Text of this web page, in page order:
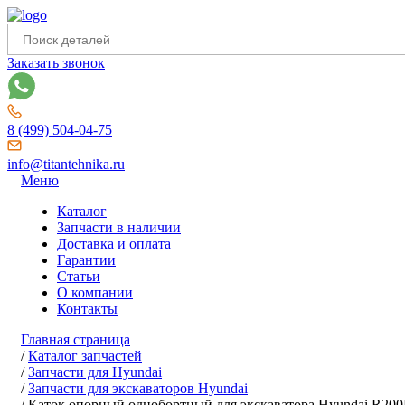
Заказать звонок
8 (499) 504-04-75
info@titantehnika.ru
Меню
Каталог
Запчасти в наличии
Доставка и оплата
Гарантии
Статьи
О компании
Контакты
Главная страница
/Каталог запчастей
/Запчасти для Hyundai
/Запчасти для экскаваторов Hyundai